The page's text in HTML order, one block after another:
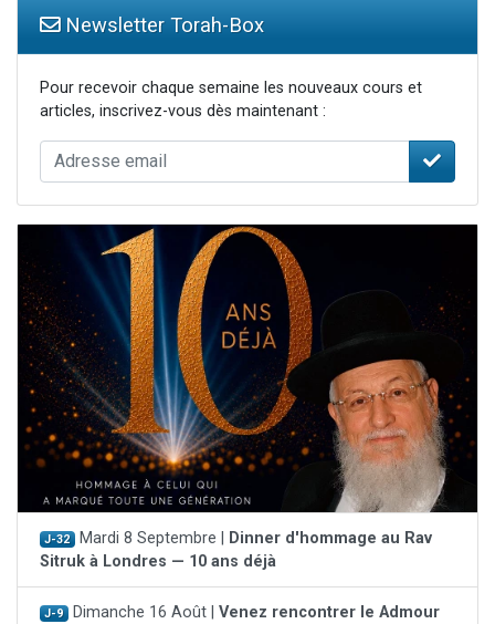
Newsletter Torah-Box
Pour recevoir chaque semaine les nouveaux cours et
articles, inscrivez-vous dès maintenant :
J-32 Mardi 8 Septembre |
Dinner d'hommage au Rav
Sitruk à Londres — 10 ans déjà
J-9 Dimanche 16 Août | Venez rencontrer le Admour